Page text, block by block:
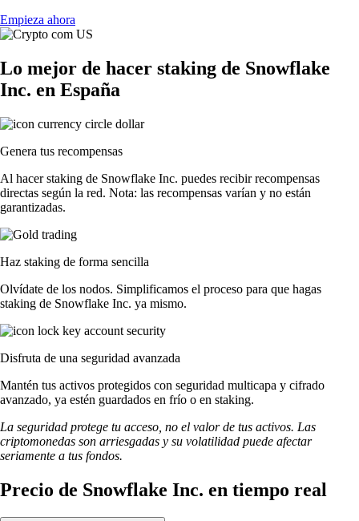
Empieza ahora
Lo mejor de hacer staking de Snowflake
Inc. en España
Genera tus recompensas
Al hacer staking de Snowflake Inc. puedes recibir recompensas
directas según la red. Nota: las recompensas varían y no están
garantizadas.
Haz staking de forma sencilla
Olvídate de los nodos. Simplificamos el proceso para que hagas
staking de Snowflake Inc. ya mismo.
Disfruta de una seguridad avanzada
Mantén tus activos protegidos con seguridad multicapa y cifrado
avanzado, ya estén guardados en frío o en staking.
La seguridad protege tu acceso, no el valor de tus activos. Las
criptomonedas son arriesgadas y su volatilidad puede afectar
seriamente a tus fondos.
Precio de Snowflake Inc. en tiempo real